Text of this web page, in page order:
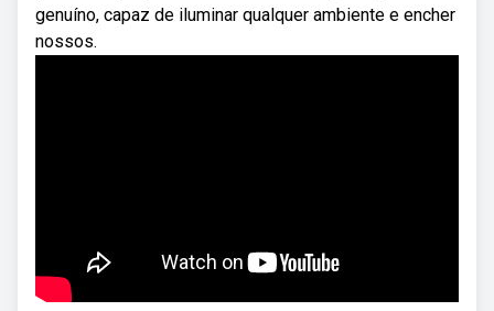
genuíno, capaz de iluminar qualquer ambiente e encher
nossos.